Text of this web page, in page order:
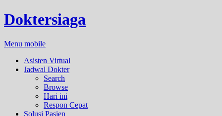
Doktersiaga
Menu mobile
Asisten Virtual
Jadwal Dokter
Search
Browse
Hari ini
Respon Cepat
Solusi Pasien